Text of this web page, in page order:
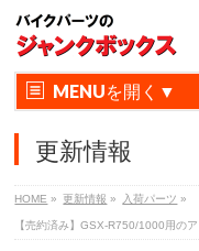
MENU
更新情報
HOME » 更新情報 » 入荷パーツ »
【売約済み】GSX-R750/1000用の